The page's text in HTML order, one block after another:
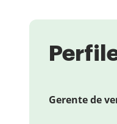
Gerente de